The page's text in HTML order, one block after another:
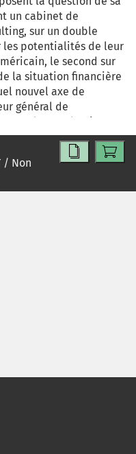
un cabinet de
sur un double
les potentialités de leur
le second sur
la situation financière
nouvel axe de
général de
d'IC un dossier
à un premier jet de
dans les PME, les
comptables, les
et à la gestion de
et des
pas
reçues.
/ Non